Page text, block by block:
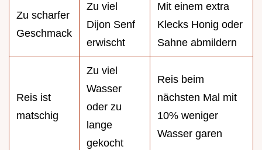
Zu scharfer
Geschmack
Zu viel
Dijon Senf
erwischt
Mit einem extra
Klecks Honig oder
Sahne abmildern
Reis ist
matschig
Zu viel
Wasser
oder zu
lange
gekocht
Reis beim
nächsten Mal mit
10% weniger
Wasser garen